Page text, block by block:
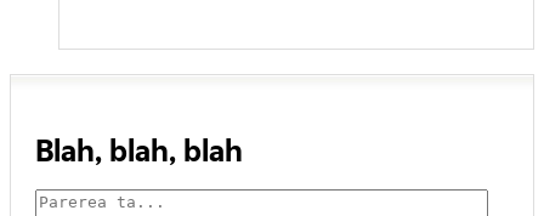
Blah, blah, blah